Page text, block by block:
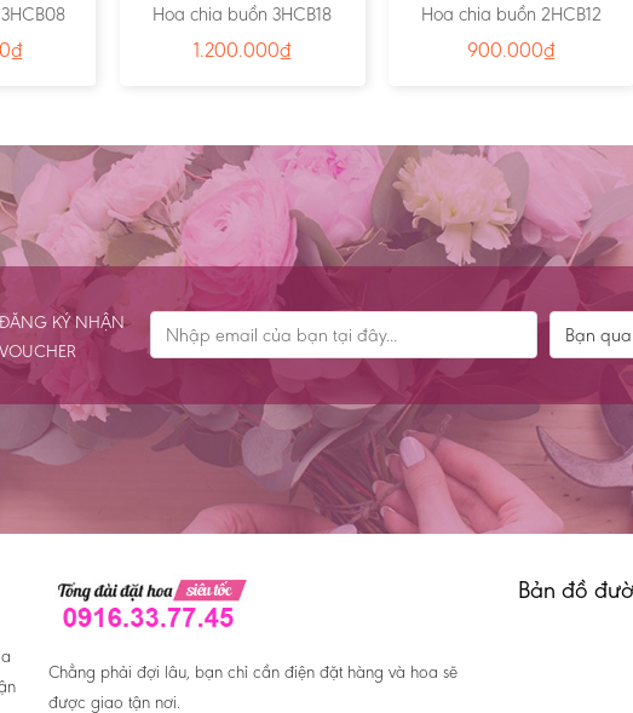
₫
Hoa chia buồn 3HCB18
1.200.000₫
Hoa chia buồn 2HCB12
900.000₫
ĐĂNG KÝ NHẬN
VOUCHER
Chẳng phải đợi lâu, bạn chỉ cần điện đặt hàng và hoa sẽ
được giao tận nơi.
Bản đồ